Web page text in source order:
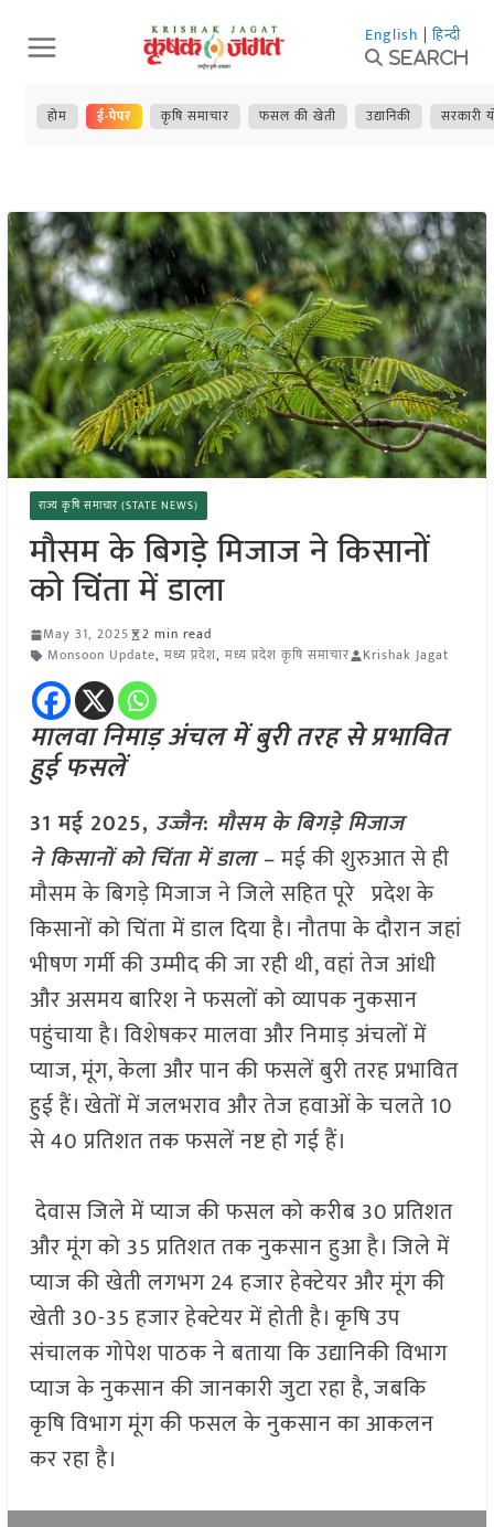
Skip
to
content
English | हिन्दी
Search
होम ई-पेपर कृषि समाचार फसल की खेती उद्यानिकी सरकारी
राज्य कृषि समाचार (STATE NEWS)
मौसम के बिगड़े मिजाज ने किसानों
को चिंता में डाला
May 31, 2025
2 min read
Monsoon Update, मध्य प्रदेश, मध्य प्रदेश कृषि समाचार Krishak Jagat
मालवा निमाड़ अंचल में बुरी तरह से प्रभावित
हुई फसलें
31 मई 2025, उज्जैन: मौसम के बिगड़े मिजाज
ने किसानों को चिंता में डाला –मई की शुरुआत से ही
मौसम के बिगड़े मिजाज ने जिले सहित पूरे प्रदेश के
किसानों को चिंता में डाल दिया है। नौतपा के दौरान जहां
भीषण गर्मी की उम्मीद की जा रही थी, वहां तेज आंधी
और असमय बारिश ने फसलों को व्यापक नुकसान
पहुंचाया है। विशेषकर मालवा और निमाड़ अंचलों में
प्याज, मूंग, केला और पान की फसलें बुरी तरह प्रभावित
हुई हैं। खेतों में जलभराव और तेज हवाओं के चलते 10
से 40 प्रतिशत तक फसलें नष्ट हो गई हैं।
देवास जिले में प्याज की फसल को करीब 30 प्रतिशत
और मूंग को 35 प्रतिशत तक नुकसान हुआ है। जिले में
प्याज की खेती लगभग 24 हजार हेक्टेयर और मूंग की
खेती 30-35 हजार हेक्टेयर में होती है। कृषि उप
संचालक गोपेश पाठक ने बताया कि उद्यानिकी विभाग
प्याज के नुकसान की जानकारी जुटा रहा है, जबकि
कृषि विभाग मूंग की फसल के नुकसान का आकलन
कर रहा है।